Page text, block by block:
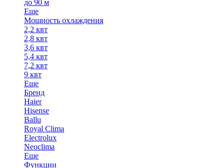
до 90 м
Еще
Мощность охлаждения
2,2 квт
2,8 квт
3,6 квт
5,4 квт
7,2 квт
9 квт
Еще
Бренд
Haier
Hisense
Ballu
Royal Clima
Electrolux
Neoclima
Еще
Функции